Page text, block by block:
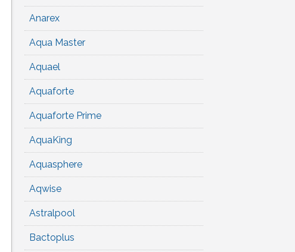
Anarex
Aqua Master
Aquael
Aquaforte
Aquaforte Prime
AquaKing
Aquasphere
Aqwise
Astralpool
Bactoplus